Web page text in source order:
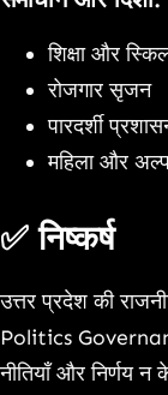
शिक्षा और
रोजगार सृजन
पारदर्शी
महिला और
✅ निष्कर्ष
उत्तर प्रदेश की
Politics
नीतियाँ और निर्णय